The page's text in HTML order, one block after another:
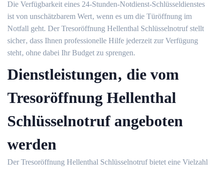
Die Verfügbarkeit eines 24-Stunden-Notdienst-Schlüsseldienstes
ist von unschätzbarem Wert‚ wenn es um die Türöffnung im
Notfall geht.​ Der Tresoröffnung Hellenthal Schlüsselnotruf stellt
sicher‚ dass Ihnen professionelle Hilfe jederzeit zur Verfügung
steht‚ ohne dabei Ihr Budget zu sprengen.​
Dienstleistungen‚ die vom
Tresoröffnung Hellenthal
Schlüsselnotruf angeboten
werden
Der Tresoröffnung Hellenthal Schlüsselnotruf bietet eine Vielzahl